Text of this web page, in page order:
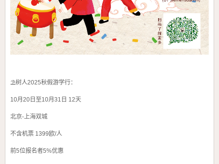
⛱️树人2025秋假游学行：
10月20日至10月31日 12天
北京-上海双城
不含机票 1399欧/人
前5位报名者5%优惠